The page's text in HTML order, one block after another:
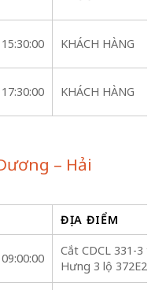
KHÁCH HÀNG
KHÁCH HÀNG
– Hải
ĐỊA ĐIỂM
Cắt CDCL 331-3
Hưng 3 lộ